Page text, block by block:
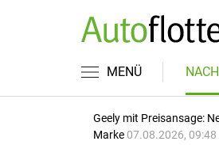
MENÜ
Geely mit Preisansage:
Marke 07.08.2026, 09:48